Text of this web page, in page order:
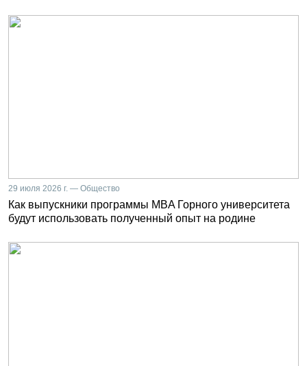
29 июля 2026 г. — Общество
Как выпускники программы MBA Горного университета
будут использовать полученный опыт на родине